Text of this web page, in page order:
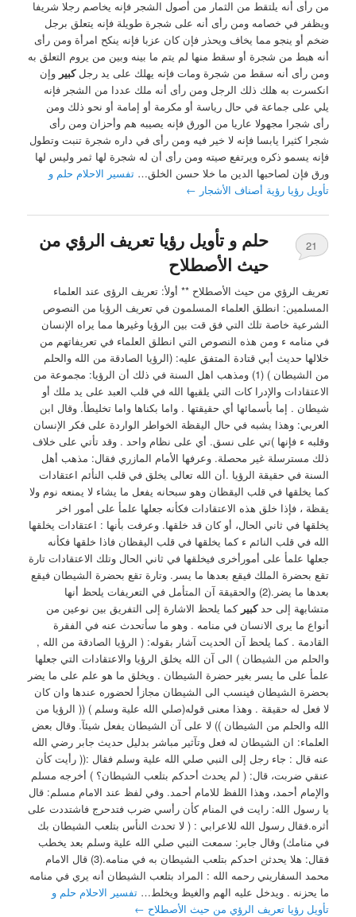
من رأى أنه يلتقط من الثمار من أصول الشجر فإنه يخاصم رجلا شريفا
ويظفر في خصامه ومن رأى أنه على شجرة طويلة فإنه يتعلق برجل
ضخم أو ينجو مما يخاف ويحذر فإن كان عزبا فإنه ينكح امرأة ومن رأى
أنه هبط من شجرة أو سقط منها لم يتم ما بينه وبين من يروم التعلق به
ومن رأى أنه سقط من شجرة ومات فإنه يهلك على يد رجلكبير وإن
انكسرت به هلك ذلك الرجل ومن رأى أنه ملك عددا من الشجر فإنه
يلي على جماعة في حال رياسة أو مكرمة أو إمامة أو نحو ذلك ومن
رأى شجرا مجهولا عاريا من الورق فإنه يصيبه هم وأحزان ومن رأى
شجرا كثيرا يابسا فإنه لا خير فيه ومن رأى في داره شجرة تنبت وتطول
فإنه يسمو ذكره ويرتفع صيته ومن رأى أن له شجرة لها ثمر وليس لها
ورق فإن لصاحبها الدين ما خلا حسن الخلق…تفسير الاحلام حلم و
تأويل رؤيا رؤية أصناف الأشجار ←
حلم و تأويل رؤيا تعريف الرؤي من
حيث الأصطلاح
21
تعريف الرؤي من حيث الأصطلاح ** أولأ: تعريف الرؤى عند العلماء
المسلمين: ‏انطلق العلماء المسلمون في تعريف الرؤيا من النصوص
الشرعية خاصة تلك التي فق قت بين الرؤيا وغيرها مما يراه الإنسان
في منامه ء ومن هذه النصوص التي انطلق العلماء في تعريفاتهم من
خلالها حديث أبي قتادة المتفق عليه: (الرؤيا الصادقة من الله والحلم
من الشيطان ) (1) ومذهب اهل ‏السنة في ذلك أن الرؤيا: مجموعة من
الاعتقادات والإدرا كات التي يلقيها الله في قلب العبد على يد ملك أو
شيطان . إما بأسمائها أي حقيقتها . واما بكناها واما تخليطأ. وقال ابن
العربي: وهذا يشبه في حال اليقظة الخواطر الواردة على فكر الإنسان
وقلبه ء فإنها )تي على نسق. أي على نظام واحد . وقد تأتي على خلاف
ذلك مسترسلة غير محصلة. ‏وعرفها الأمام المازري فقال: مذهب أهل
السنة في حقيقة الرؤيا .أن الله تعالى يخلق في قلب النأئم اعتقادات
كما يخلقها في قلب اليقظان وهو سبحانه يفعل ما يشاء لا يمنعه نوم ولا
يقظة ، فإذا خلق هذه الاعتقادات فكأنه جعلها علمأ على أمور اخر
يخلقها في ثاني الحال، أو كان قد خلقها. وعرفت بأنها : اعتقادات يخلقها
الله في قلب النائم ء كما يخلقها في قلب اليقظان فاذا خلقها فكأنه
جعلها علمأ على أمورأخرى فيخلقها في ثاني الحال وتلك الاعتقادات تارة
تقع بحضرة الملك فيقع بعدها ما يسر. وتارة تقع بحضرة الشيطان فيقع
بعدها ما يضر.(2) ‏والحقيقة آن المتأمل في التعريفات يلحظ أنها
متشابهة إلى حدكبير كما يلحظ الاشارة إلى التفريق بين نوعين من
أنواع ما يرى الانسان في منامه . وهو ما سأتحدث عنه في الفقرة
القادمة . كما يلحظ آن الحديت آشار ‏بقوله: ( الرؤيا الصادقة من الله ,
والحلم من الشيطان ) ‏الى آن الله يخلق الرؤيا والاعتقادات التي جعلها
علمأ على ما يسر بغير حضرة الشيطان . ويخلق ما هو علم على ما يضر
بحضرة الشيطان فينسب الى الشيطان مجازأ لحضوره عندها وان كان
لا فعل له حقيقة . وهذا معنى قوله(صلي الله علية وسلم ) (( الرؤيا من
الله ‏والحلم من الشيطان )) ‏لا على آن الشيطان يفعل شيئآ. ‏وقال بعض
العلماء: ان الشيطان له فعل وتآثير مباشر بدليل حديث جابر رضي الله
عنه قال : جاء رجل إلى النبي صلي الله علية وسلم فقال :(( رأيت كأن
عنقي ضربت، قال: ( لم يحدث أحدكم بتلعب الشيطان؟ ‏) أخرجه مسلم
والإمام أحمد، وهذا اللفظ للامام أحمد. ‏وفي لفظ عند الامام مسلم: قال
يا رسول الله: رايت في المنام كأن رأسي ضرب فتدحرج فاشتددت على
أثره.فقال رسول الله للاعرابي : ( لا تحدث النأس بتلعب الشيطان بك
في منامك) وقال جابر: سمعت النبي صلي الله علية وسلم بعد يخطب
فقال: هلا يحدثن احدكم بتلعب الشيطان به في منامه.(3) ‏قال الامام
محمد السفاريني رحمه الله : ‏المراد بتلعب الشيطان أنه يري في منامه
ما يحزنه . ويدخل عليه الهم والغيظ ويخلط…تفسير الاحلام حلم و
تأويل رؤيا تعريف الرؤي من حيث الأصطلاح ←